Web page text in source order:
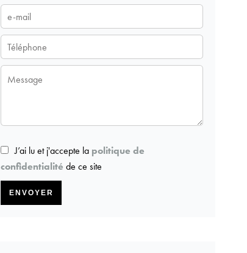
J’ai lu et j'accepte la politique de
confidentialité de ce site
ENVOYER